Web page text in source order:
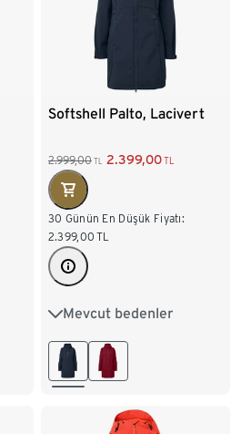
Softshell Palto, Lacivert
2.999,00 TL 2.399,00TL
30 Günün En Düşük Fiyatı:
2.399,00 TL
Mevcut bedenler
36 38 40 42
44 46